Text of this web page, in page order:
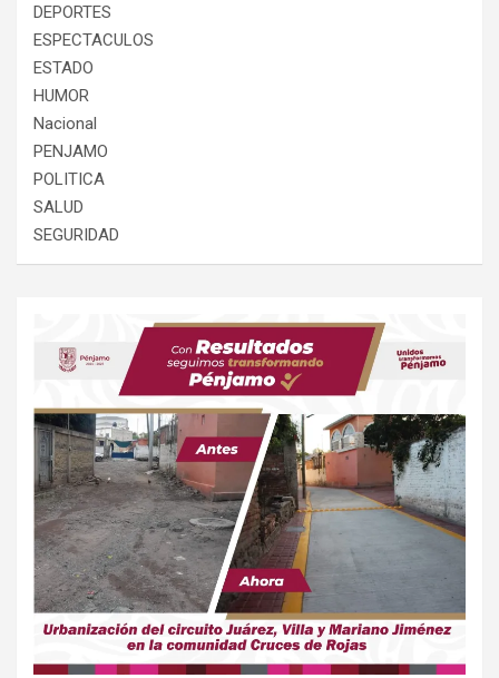
DEPORTES
ESPECTACULOS
ESTADO
HUMOR
Nacional
PENJAMO
POLITICA
SALUD
SEGURIDAD